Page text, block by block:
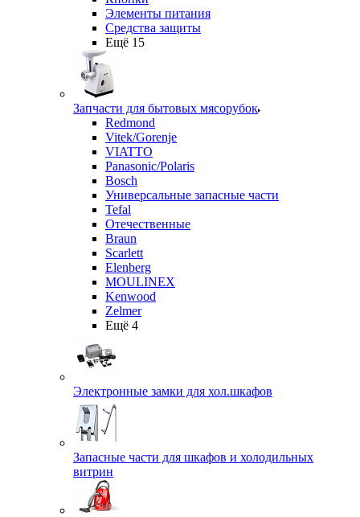
Элементы питания
Средства защиты
Ещё 15
Запчасти для бытовых мясорубок
Redmond
Vitek/Gorenje
VIATTO
Panasonic/Polaris
Bosch
Универсальные запасные части
Tefal
Отечественные
Braun
Scarlett
Elenberg
MOULINEX
Kenwood
Zelmer
Ещё 4
Электронные замки для хол.шкафов
Запасные части для шкафов и холодильных
витрин